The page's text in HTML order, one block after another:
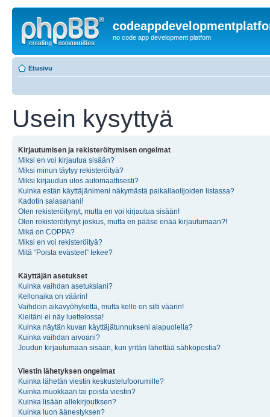
no code app development platfom
Etusivu
Usein kysyttyä
Kirjautumisen ja rekisteröitymisen ongelmat
Miksi en voi kirjautua sisään?
Miksi minun täytyy rekisteröityä?
Miksi kirjaudun ulos automaattisesti?
Kuinka estän käyttäjänimeni näkymästä paikallaolijoiden listassa?
Kadotin salasanani!
Olen rekisteröitynyt, mutta en voi kirjautua sisään!
Olen rekisteröitynyt joskus, mutta en pääse enää kirjautumaan?!
Mikä on COPPA?
Miksi en voi rekisteröityä?
Mitä “Poista evästeet” tekee?
Käyttäjän asetukset
Kuinka vaihdan asetuksiani?
Kellonaika on väärin!
Vaihdoin aikavyöhykettä, mutta kello on silti väärin!
Kieltäni ei näy luettelossa!
Kuinka näytän kuvan käyttäjätunnukseni alapuolella?
Kuinka vaihdan arvoani?
Joudun kirjautumaan sisään, kun yritän lähettää sähköpostia?
Viestin lähetyksen ongelmat
Kuinka lähetän viestin keskustelufoorumille?
Kuinka muokkaan tai poista viestin?
Kuinka lisään allekirjoutksen?
Kuinka luon äänestyksen?